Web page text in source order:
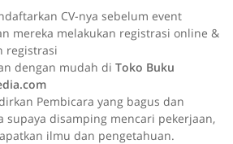
CV-nya sebelum event
mereka melakukan registrasi online &
registrasi
dengan mudah di Toko Buku
Pembicara yang bagus dan
supaya disamping mencari pekerjaan,
ilmu dan pengetahuan.